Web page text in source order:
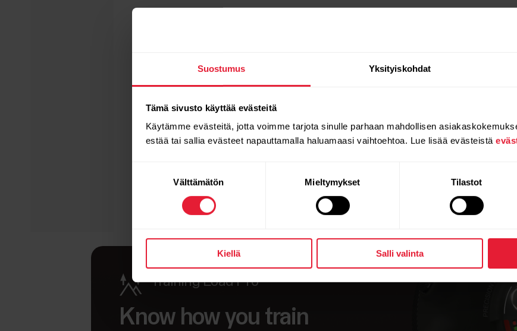
Suostumus Yksityiskohdat
Tämä sivusto käyttää evästeitä
Käytämme evästeitä, jotta voimme tarjota sinulle parhaan mahdollisen
estää tai sallia evästeet napauttamalla haluamaasi vaihtoehtoa. Lue lisää evästeistä
Välttämätön Mieltymykset Tilastot
Kiellä Salli valinta
Training Load Pro™
Know how you train